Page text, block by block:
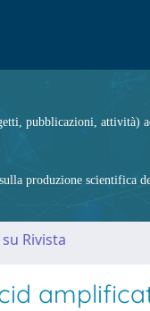
pubblicazioni, attività)
produzione
Rivista